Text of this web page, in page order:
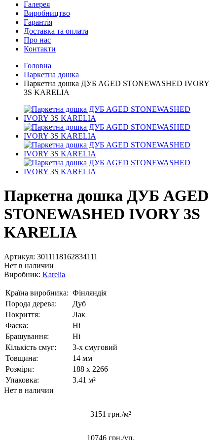
Галерея
Виробництво
Гарантія
Доставка та оплата
Про нас
Контакти
Головна
Паркетна дошка
Паркетна дошка ДУБ AGED STONEWASHED IVORY
3S KARELIA
Паркетна дошка ДУБ AGED
STONEWASHED IVORY 3S
KARELIA
Артикул: 3011118162834111
Нет в наличии
Виробник: Karelia
Країна виробника: Фінляндія
Порода дерева:
Дуб
Покриття:
Лак
Фаска:
Ні
Брашування:
Ні
Кількість смуг:
3-х смуговий
Товщина:
14 мм
Розміри:
188 x 2266
Упаковка:
3.41 м²
Нет в наличии
3151 грн./м²
10746 грн./уп.